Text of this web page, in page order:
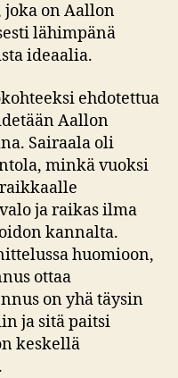
on Aallon
lähimpänä
ideaalia.
ehdotettua
Aallon
Sairaala oli
minkä vuoksi
ja raikas ilma
kannalta.
huomioon,
ottaa
on yhä täysin
ja sitä paitsi
keskellä